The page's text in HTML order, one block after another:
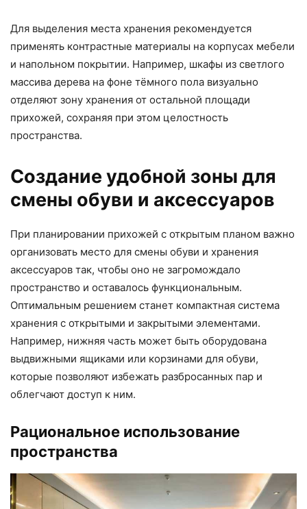
Для выделения места хранения рекомендуется
применять контрастные материалы на корпусах мебели
и напольном покрытии. Например, шкафы из светлого
массива дерева на фоне тёмного пола визуально
отделяют зону хранения от остальной площади
прихожей, сохраняя при этом целостность
пространства.
Создание удобной зоны для
смены обуви и аксессуаров
При планировании прихожей с открытым планом важно
организовать место для смены обуви и хранения
аксессуаров так, чтобы оно не загромождало
пространство и оставалось функциональным.
Оптимальным решением станет компактная система
хранения с открытыми и закрытыми элементами.
Например, нижняя часть может быть оборудована
выдвижными ящиками или корзинами для обуви,
которые позволяют избежать разбросанных пар и
облегчают доступ к ним.
Рациональное использование
пространства